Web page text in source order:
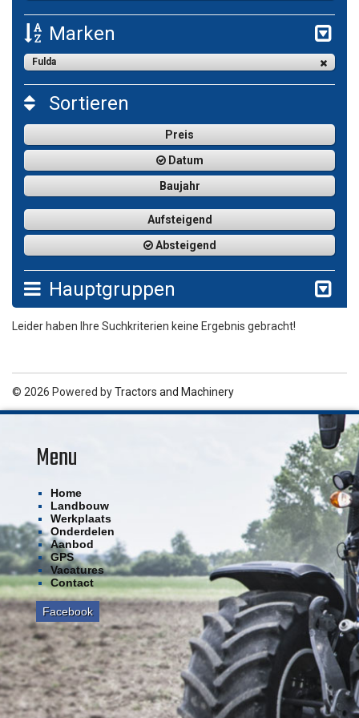
Marken
Fulda
Sortieren
Preis
Datum
Baujahr
Aufsteigend
Absteigend
Hauptgruppen
Leider haben Ihre Suchkriterien keine Ergebnis gebracht!
© 2026 Powered byTractors and Machinery
Menu
Home
Landbouw
Werkplaats
Onderdelen
Aanbod
GPS
Vacatures
Contact
Facebook